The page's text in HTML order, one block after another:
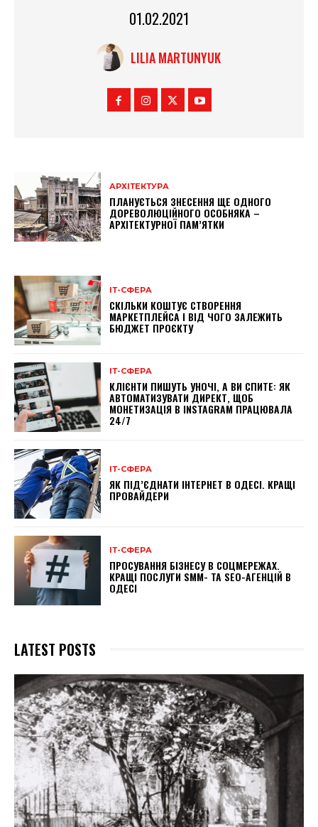
01.02.2021
LILIA MARTUNYUK
АРХІТЕКТУРА
ПЛАНУЄТЬСЯ ЗНЕСЕННЯ ЩЕ ОДНОГО
ДОРЕВОЛЮЦІЙНОГО ОСОБНЯКА –
АРХІТЕКТУРНОЇ ПАМ’ЯТКИ
ІТ-СФЕРА
СКІЛЬКИ КОШТУЄ СТВОРЕННЯ
МАРКЕТПЛЕЙСА І ВІД ЧОГО ЗАЛЕЖИТЬ
БЮДЖЕТ ПРОЄКТУ
ІТ-СФЕРА
КЛІЄНТИ ПИШУТЬ УНОЧІ, А ВИ СПИТЕ: ЯК
АВТОМАТИЗУВАТИ ДИРЕКТ, ЩОБ
МОНЕТИЗАЦІЯ В INSTAGRAM ПРАЦЮВАЛА
24/7
ІТ-СФЕРА
ЯК ПІД’ЄДНАТИ ІНТЕРНЕТ В ОДЕСІ. КРАЩІ
ПРОВАЙДЕРИ
ІТ-СФЕРА
ПРОСУВАННЯ БІЗНЕСУ В СОЦМЕРЕЖАХ.
КРАЩІ ПОСЛУГИ SMM- ТА SEO-АГЕНЦІЙ В
ОДЕСІ
LATEST POSTS